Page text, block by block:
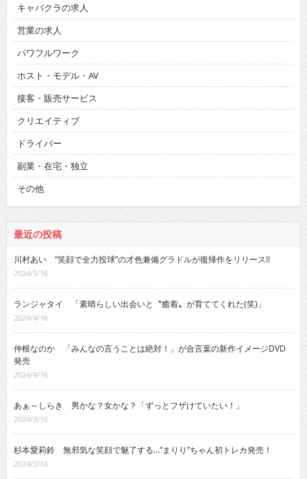
キャバクラの求人
営業の求人
パワフルワーク
ホスト・モデル・AV
接客・販売サービス
クリエイティブ
ドライバー
副業・在宅・独立
その他
最近の投稿
川村あい “笑顔で全力投球”の才色兼備グラドルが復帰作をリリース!!
2024/5/16
ランジャタイ 「素晴らしい出会いと〝癒着〟が育ててくれた(笑)」
2024/4/16
仲根なのか 「みんなの言うことは絶対！」が合言葉の新作イメージDVD
発売
2024/4/16
あぁ～しらき 男かな？女かな？「ずっとフザけていたい！」
2024/3/16
杉本愛莉鈴 無邪気な笑顔で魅了する…“まりり”ちゃん初トレカ発売！
2024/3/16